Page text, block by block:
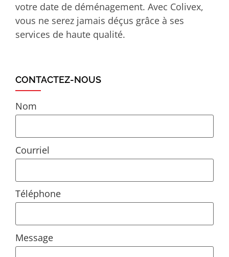
votre date de déménagement. Avec Colivex,
vous ne serez jamais déçus grâce à ses
services de haute qualité.
CONTACTEZ-NOUS
Nom
Courriel
Téléphone
Message